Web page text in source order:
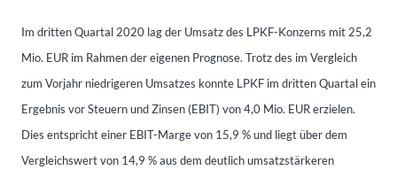
Im dritten Quartal 2020 lag der Umsatz des LPKF-Konzerns mit 25,2
Mio. EUR im Rahmen der eigenen Prognose. Trotz des im Vergleich
zum Vorjahr niedrigeren Umsatzes konnte LPKF im dritten Quartal ein
Ergebnis vor Steuern und Zinsen (EBIT) von 4,0 Mio. EUR erzielen.
Dies entspricht einer EBIT-Marge von 15,9 % und liegt über dem
Vergleichswert von 14,9 % aus dem deutlich umsatzstärkeren